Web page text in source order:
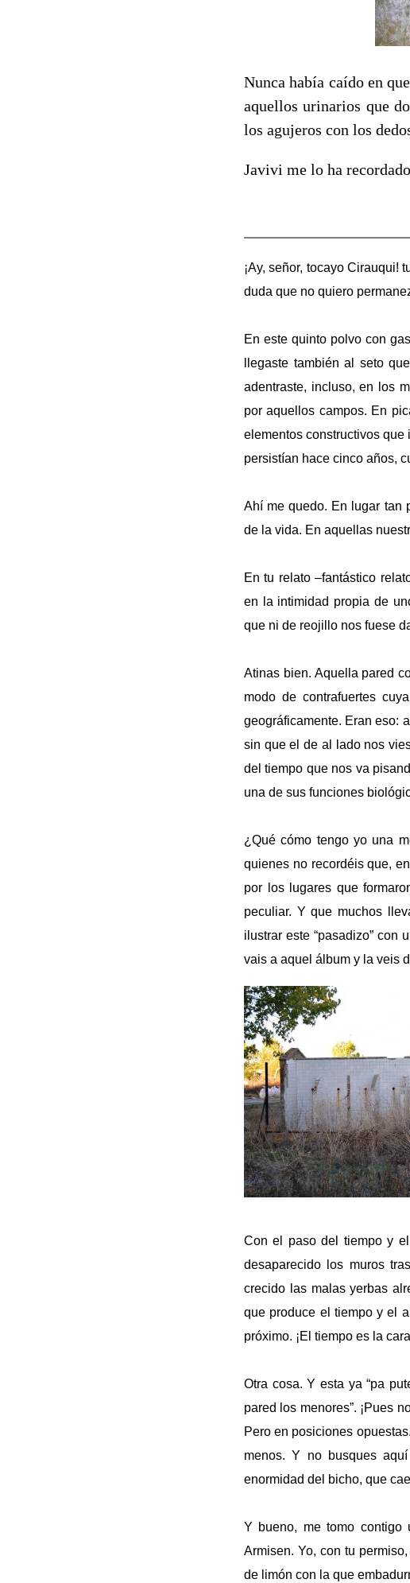
Nunca había caído en
aquellos urinarios que
los agujeros con los
Javivi me lo ha
¡Ay, señor, tocayo Cirauqui!
duda que no quiero
En este quinto polvo con
llegaste también al seto
adentraste, incluso, en los
por aquellos campos. En
elementos constructivos que
persistían hace cinco años,
Ahí me quedo. En lugar tan
de la vida. En aquellas
En tu relato –fantástico
en la intimidad propia de
que ni de reojillo nos fuese
Atinas bien. Aquella pared
modo de contrafuertes
geográficamente. Eran eso:
sin que el de al lado nos
del tiempo que nos va
una de sus funciones
¿Qué cómo tengo yo una
quienes no recordéis que,
por los lugares que
peculiar. Y que muchos
ilustrar este “pasadizo” con
vais a aquel álbum y la veis
Con el paso del tiempo y
desaparecido los muros
crecido las malas yerbas
que produce el tiempo y el
próximo. ¡El tiempo es la
Otra cosa. Y esta ya “pa
pared los menores”. ¡Pues
Pero en posiciones
menos. Y no busques
enormidad del bicho, que
Y bueno, me tomo contigo
Armisen. Yo, con tu
de limón con la que